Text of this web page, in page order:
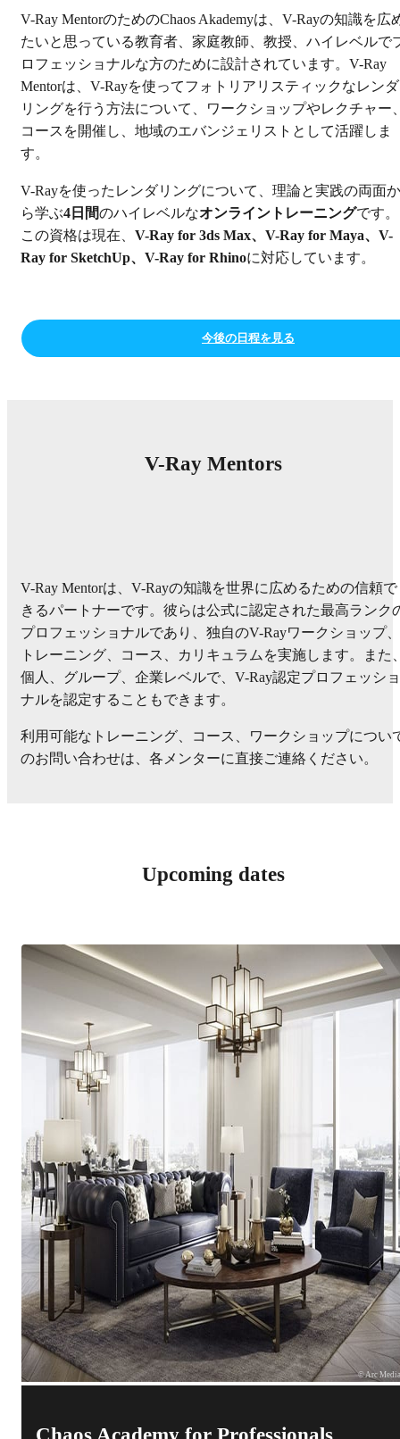
V-Ray MentorのためのChaos Akademyは、V-Rayの知識を広
たいと思っている教育者、家庭教師、教授、ハイレベルで
ロフェッショナルな方のために設計されています。V-Ray
Mentorは、V-Rayを使ってフォトリアリスティックなレンダ
リングを行う方法について、ワークショップやレクチャー
コースを開催し、地域のエバンジェリストとして活躍しま
す。
V-Rayを使ったレンダリングについて、理論と実践の両面か
ら学ぶ4日間のハイレベルなオンライントレーニングです。
この資格は現在、 V-Ray for 3ds Max、V-Ray for Maya、V-
Ray for SketchUp、V-Ray for Rhinoに対応しています。
今後の日程を見る
V-Ray Mentors
V-Ray Mentorは、V-Rayの知識を世界に広めるための信頼で
きるパートナーです。彼らは公式に認定された最高ランク
プロフェッショナルであり、独自のV-Rayワークショップ、
トレーニング、コース、カリキュラムを実施します。また
個人、グループ、企業レベルで、V-Ray認定プロフェッショ
ナルを認定することもできます。
利用可能なトレーニング、コース、ワークショップについ
のお問い合わせは、各メンターに直接ご連絡ください。
Upcoming dates
© Arc
Chaos Academy for Professionals